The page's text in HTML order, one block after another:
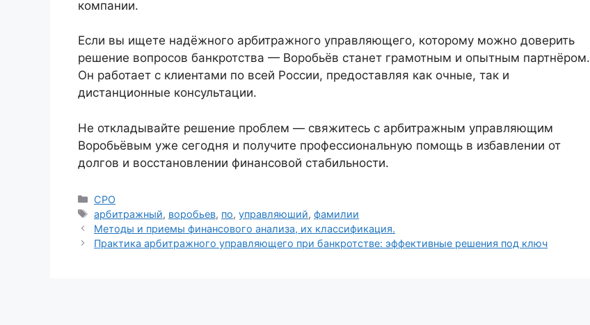
компании.
Если вы ищете надёжного арбитражного управляющего, которому можно доверить
решение вопросов банкротства — Воробьёв станет грамотным и опытным партнёром.
Он работает с клиентами по всей России, предоставляя как очные, так и
дистанционные консультации.
Не откладывайте решение проблем — свяжитесь с арбитражным управляющим
Воробьёвым уже сегодня и получите профессиональную помощь в избавлении от
долгов и восстановлении финансовой стабильности.
Рубрики
СРО
Метки
арбитражный, воробьев, по,управляюший,фамилии
Методы и приемы финансового анализа, их классификация.
Практика арбитражного управляющего при банкротстве: эффективные решения под ключ